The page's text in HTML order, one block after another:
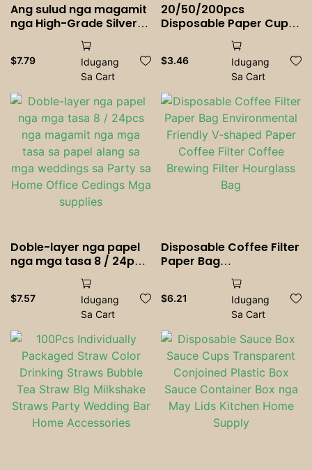
Ang sulud nga magamit
nga High-Grade Silver
Silver Paint Paper Party
Party Picnic Paper Cup
Kape Paper Paper Paper
Paper Paper Paper
Paper Paper
$7.79
Idugang
Sa Cart
20/50/200pcs
Disposable Paper Cups
Kraft Paper Cups
Coffee Milk Cup Paper
Cup Para sa Hot
Drinking Party Supplies
8/10/12/16oz Cups
$3.46
Idugang
Sa Cart
Doble-layer nga papel
nga mga tasa 8 / 24pcs
nga magamit nga mga
tasa sa papel alang sa
mga weddings sa Party
sa Home Office Cedings
Mga supplies
$7.57
Idugang
Sa Cart
Disposable Coffee Filter
Paper Bag
Environmental Friendly
V-shaped Paper Coffee
Filter Coffee Brewing
Filter Hourglass Bag
$6.21
Idugang
Sa Cart